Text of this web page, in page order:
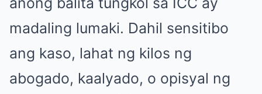
madaling lumaki. Dahil sensitibo
ang kaso, lahat ng kilos ng
abogado, kaalyado, o opisyal ng